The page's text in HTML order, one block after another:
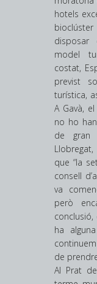
hotels
disposar
model
costat,
previst
turística,
A Gavà,
no ho
de gran
que “la
consell
va
però
ha
de
Al Prat